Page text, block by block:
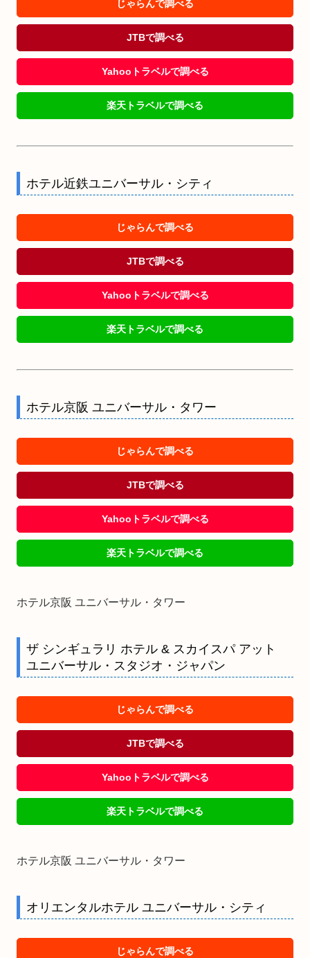
じゃらんで調べる
JTBで調べる
Yahooトラベルで調べる
楽天トラベルで調べる
ホテル近鉄ユニバーサル・シティ
じゃらんで調べる
JTBで調べる
Yahooトラベルで調べる
楽天トラベルで調べる
ホテル京阪 ユニバーサル・タワー
じゃらんで調べる
JTBで調べる
Yahooトラベルで調べる
楽天トラベルで調べる
ホテル京阪 ユニバーサル・タワー
ザ シンギュラリ ホテル & スカイスパ アット
ユニバーサル・スタジオ・ジャパン
じゃらんで調べる
JTBで調べる
Yahooトラベルで調べる
楽天トラベルで調べる
ホテル京阪 ユニバーサル・タワー
オリエンタルホテル ユニバーサル・シティ
じゃらんで調べる